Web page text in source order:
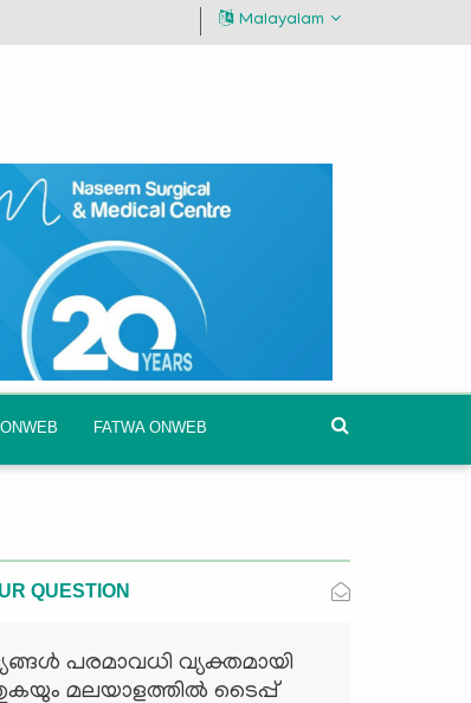
Malayalam
FATWA ONWEB
QUESTION
പരമാവധി വ്യക്തമായി
മലയാളത്തില്‍ ടൈപ്പ്